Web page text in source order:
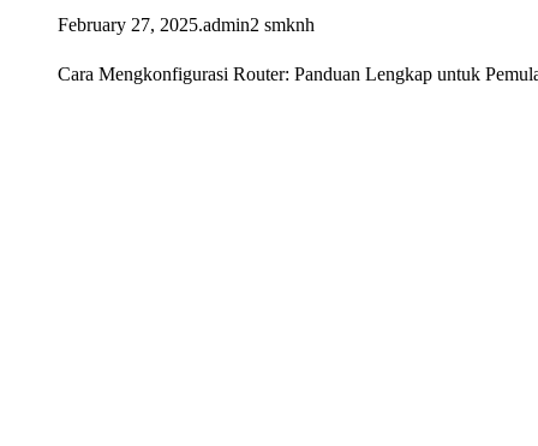
February 27, 2025.admin2 smknh
Cara Mengkonfigurasi Router: Panduan Lengkap untuk